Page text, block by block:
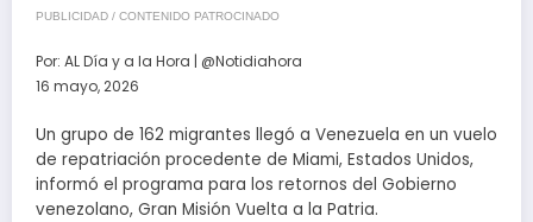
PUBLICIDAD / CONTENIDO PATROCINADO
Por: AL Día y a la Hora | @Notidiahora
16 mayo, 2026
Un grupo de 162 migrantes llegó a Venezuela en un vuelo
de repatriación procedente de Miami, Estados Unidos,
informó el programa para los retornos del Gobierno
venezolano, Gran Misión Vuelta a la Patria.